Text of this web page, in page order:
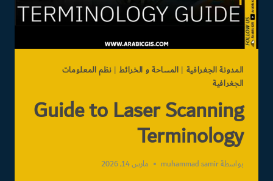
المدونة الجغرافية | المساحة و الخرائط | نظم المعلومات
الجغرافية
Guide to Laser Scanning
Terminology
بواسطةmuhammad samir مارس 14, 2026